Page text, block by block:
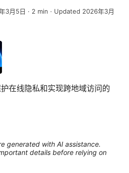
3月5日 · 2 min · Updated 2026年3月
在线隐私和实现跨地域访问的
generated with AI assistance.
details before relying on